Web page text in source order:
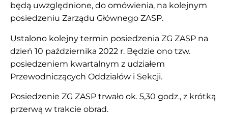
będą uwzględnione, do omówienia, na kolejnym
posiedzeniu Zarządu Głównego ZASP.
Ustalono kolejny termin posiedzenia ZG ZASP na
dzień 10 października 2022 r. Będzie ono tzw.
posiedzeniem kwartalnym z udziałem
Przewodniczących Oddziałów i Sekcji.
Posiedzenie ZG ZASP trwało ok. 5,30 godz., z krótką
przerwą w trakcie obrad.